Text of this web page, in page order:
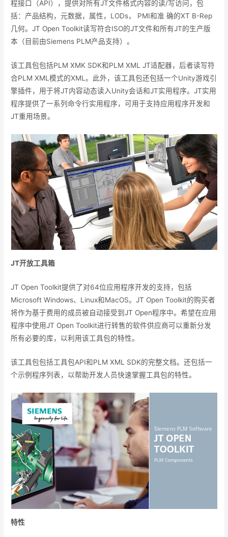
程接口（API），提供对所有JT文件格式内容的读/写访问，包
括：产品结构，元数据，属性，LODs， PMI和准 确的XT B-Rep
几何。JT Open Toolkit读写符合ISO的JT文件和所有JT的生产版
本（目前由Siemens PLM产品支持）。
该工具包包括PLM XMK SDK和PLM XML JT适配器，后者读写符
合PLM XML模式的XML。此外，该工具包还包括一个Unity游戏引
擎插件，用于将JT内容动态读入Unity会话和JT实用程序。JT实用
程序提供了一系列命令行实用程序，可用于支持应用程序开发和
JT重用场景。
JT开放工具箱
JT Open Toolkit提供了对64位应用程序开发的支持，包括
Microsoft Windows、Linux和MacOS。JT Open Toolkit的购买者
将作为基于费用的成员被自动接受到JT Open程序中。希望在应用
程序中使用JT Open Toolkit进行转售的软件供应商可以重新分发
所有必要的库，以利用该工具包的特性。
该工具包包括工具包API和PLM XML SDK的完整文档。还包括一
个示例程序列表，以帮助开发人员快速掌握工具包的特性。
特性